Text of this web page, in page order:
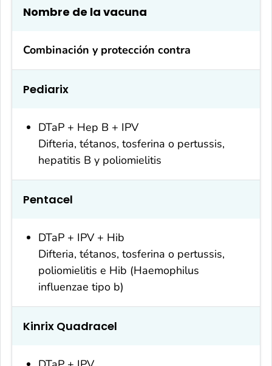
Nombre de la vacuna
Combinación y protección contra
Pediarix
DTaP + Hep B + IPV
Difteria, tétanos, tosferina o pertussis,
hepatitis B y poliomielitis
Pentacel
DTaP + IPV + Hib
Difteria, tétanos, tosferina o pertussis,
poliomielitis e Hib (Haemophilus
influenzae tipo b)
Kinrix Quadracel